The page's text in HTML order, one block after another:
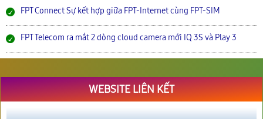
FPT Connect Sự kết hợp giữa FPT-Internet cùng FPT-SIM
FPT Telecom ra mắt 2 dòng cloud camera mới IQ 3S và Play 3
WEBSITE LIÊN KẾT